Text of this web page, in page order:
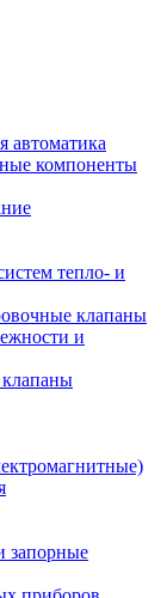
автоматика
компоненты
тепло- и
клапаны
и
запорные